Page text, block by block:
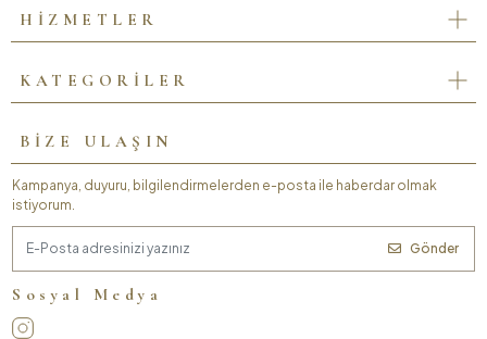
HİZMETLER
KATEGORİLER
BİZE ULAŞIN
Kampanya, duyuru, bilgilendirmelerden e-posta ile haberdar olmak
istiyorum.
Gönder
Sosyal Medya